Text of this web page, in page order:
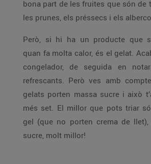
bona part de les fruites que són de
les prunes, els préssecs i els
Però, si hi ha un producte que
quan fa molta calor, és el gelat.
congelador, de seguida en
refrescants. Però ves amb
gelats porten massa sucre i això
més set. El millor que pots triar
gel (que no porten crema de
sucre, molt millor!